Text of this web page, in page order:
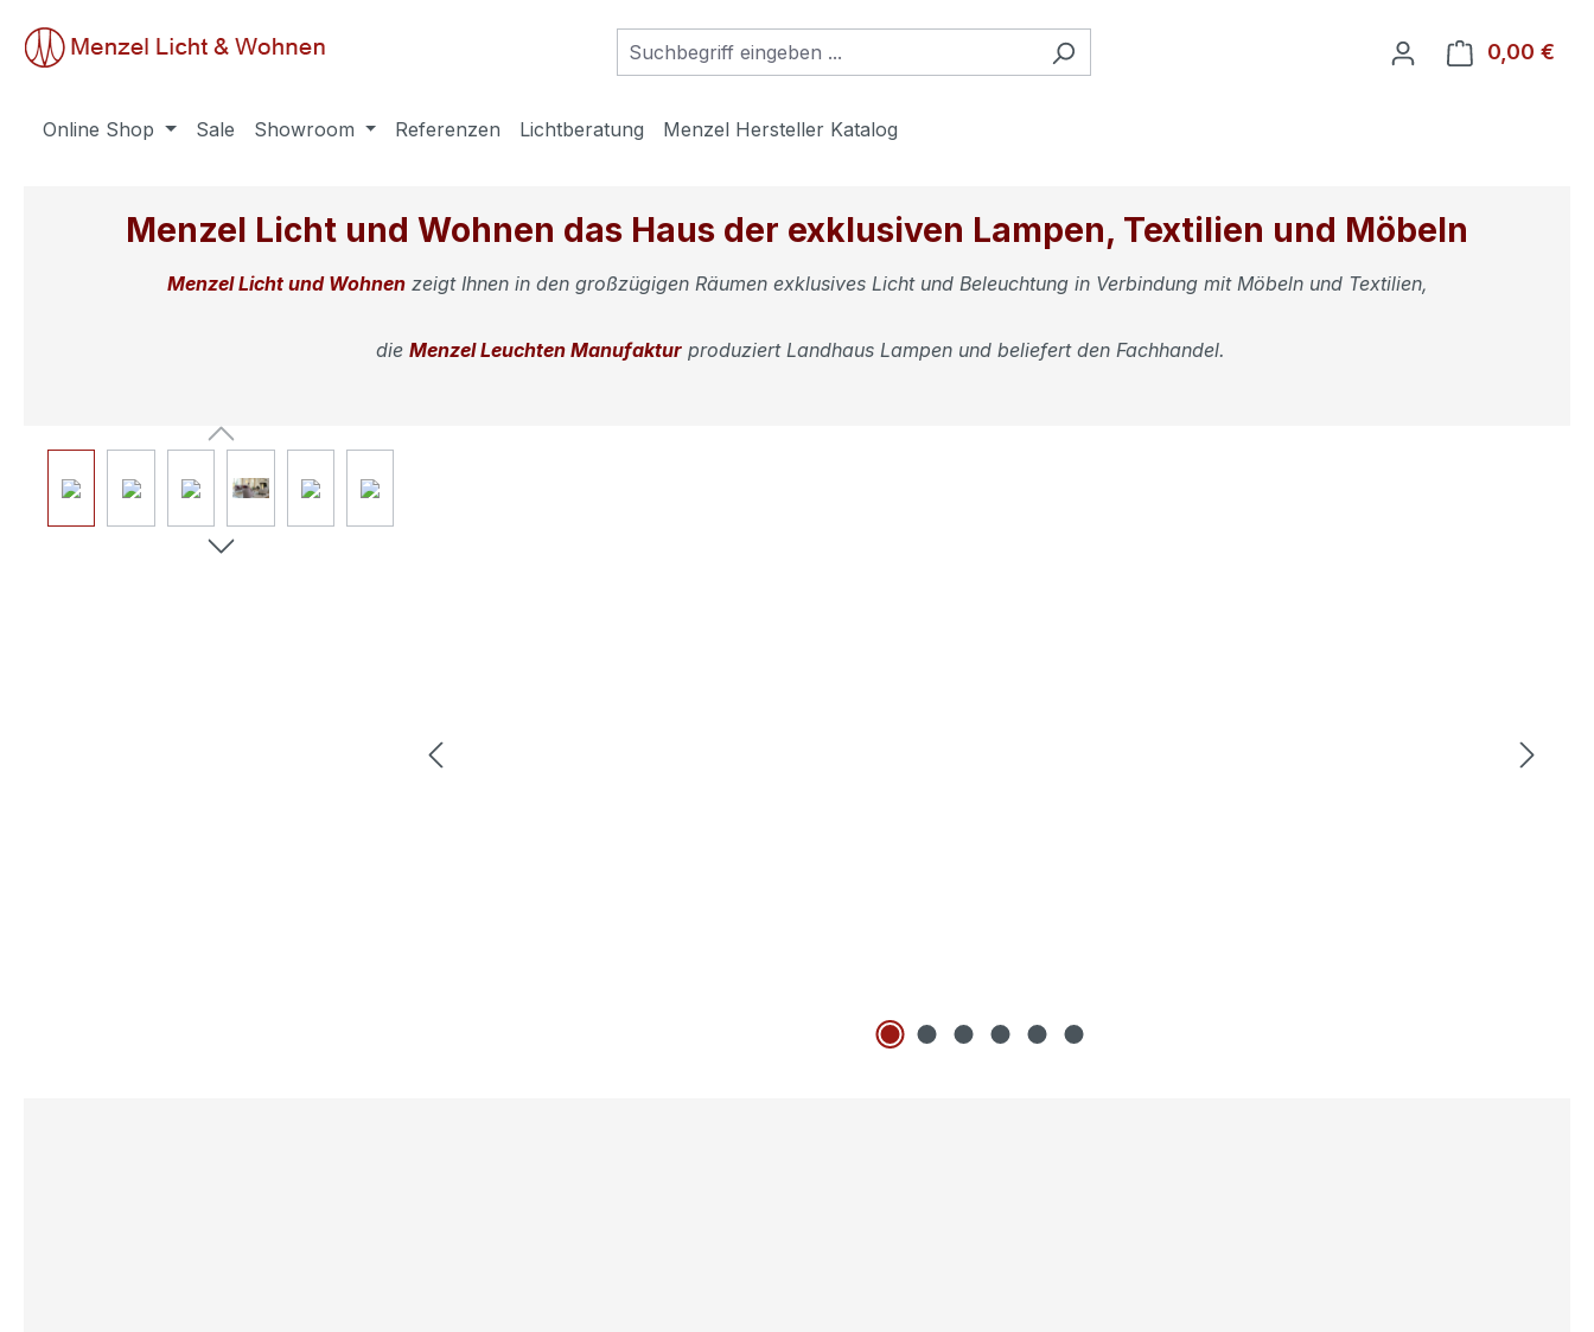
0,00 €
Online Shop Sale Showroom Referenzen Lichtberatung Menzel Hersteller Katalog
Menzel Licht und Wohnen das Haus der exklusiven Lampen, Textilien und Möbeln
Menzel Licht und Wohnenzeigt Ihnen in den großzügigen Räumen exklusives Licht und Beleuchtung in Verbindung mit Möbeln und Textilien,
die Menzel Leuchten Manufakturproduziert Landhaus Lampen und beliefert den Fachhandel.